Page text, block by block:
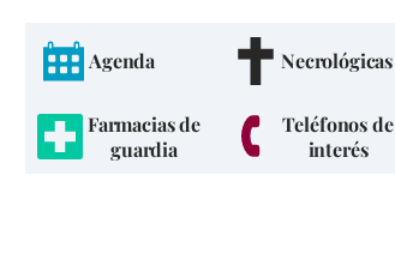
Agenda Necrológicas
Farmacias de
guardia
Teléfonos de
interés